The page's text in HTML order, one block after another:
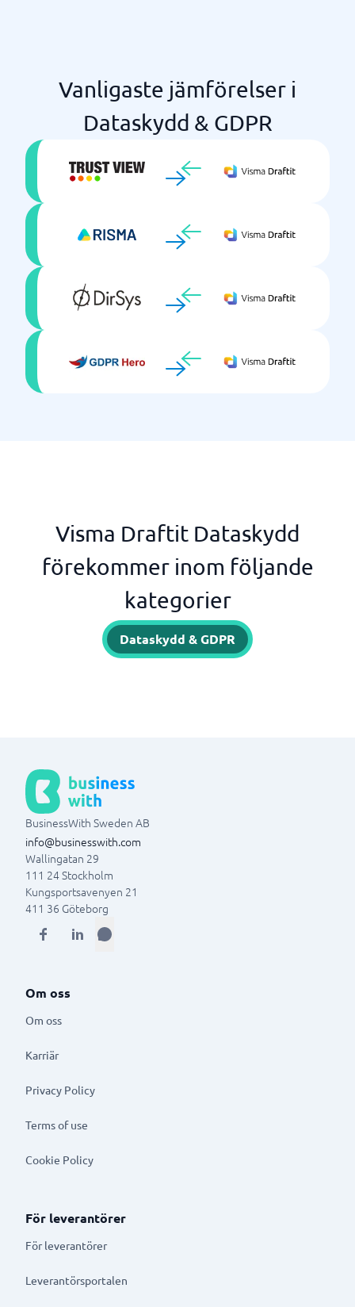
Vanligaste jämförelser i
Dataskydd & GDPR
Visma Draftit Dataskydd
förekommer inom följande
kategorier
Dataskydd & GDPR
BusinessWith Sweden AB
info@businesswith.com
Wallingatan 29
111 24Stockholm
Kungsportsavenyen 21
411 36 Göteborg
Om oss
Om oss
Karriär
Privacy Policy
Terms of use
Cookie Policy
För leverantörer
För leverantörer
Leverantörsportalen